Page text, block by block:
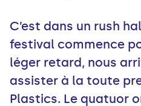
C’est dans un rush
festival commence
léger retard, nous
assister à la toute
Plastics. Le quatuor